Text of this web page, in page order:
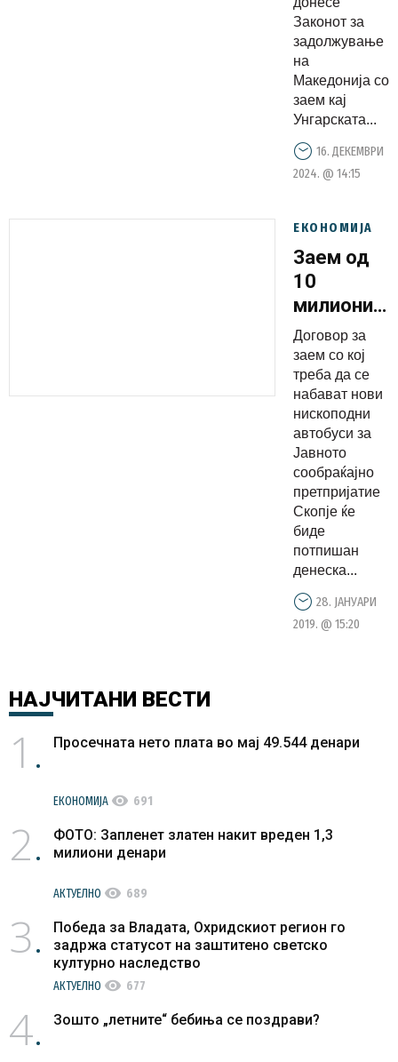
Законот за
задолжување
на
Македонија со
заем кај
Унгарската...
16. ДЕКЕМВРИ
2024. @ 14:15
ЕКОНОМИЈА
Заем од
10
милиони
евра од
ЕБОР за
нови
автобуси
за ЈСП
Договор за
заем со кој
треба да се
набават нови
нископодни
автобуси за
Јавното
сообраќајно
претпријатие
Скопје ќе
биде
потпишан
денеска...
28. ЈАНУАРИ
2019. @ 15:20
НАЈЧИТАНИ ВЕСТИ
1 Просечната нето плата во мај 49.544 денари
ЕКОНОМИЈА visibility 691
2
ФОТО: Запленет златен накит вреден 1,3
милиони денари
АКТУЕЛНО visibility 689
3
Победа за Владата, Охридскиот регион го
задржа статусот на заштитено светско
културно наследство
АКТУЕЛНО visibility 677
4 Зошто „летните“ бебиња се поздрави?